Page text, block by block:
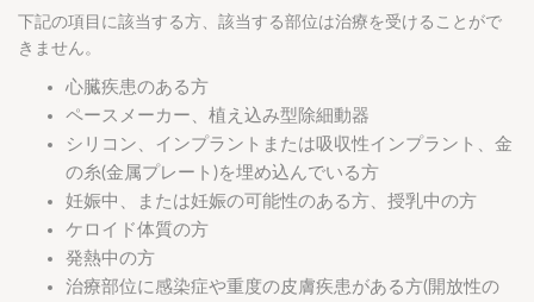
下記の項目に該当する方、該当する部位は治療を受けることがで
きません。
心臓疾患のある方
ペースメーカー、植え込み型除細動器
シリコン、インプラントまたは吸収性インプラント、金
の糸(金属プレート)を埋め込んでいる方
妊娠中、または妊娠の可能性のある方、授乳中の方
ケロイド体質の方
発熱中の方
治療部位に感染症や重度の皮膚疾患がある方(開放性の